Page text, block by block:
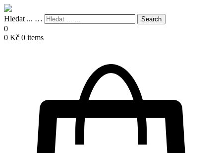
Hledat ... … Search
0
0 Kč 0 items